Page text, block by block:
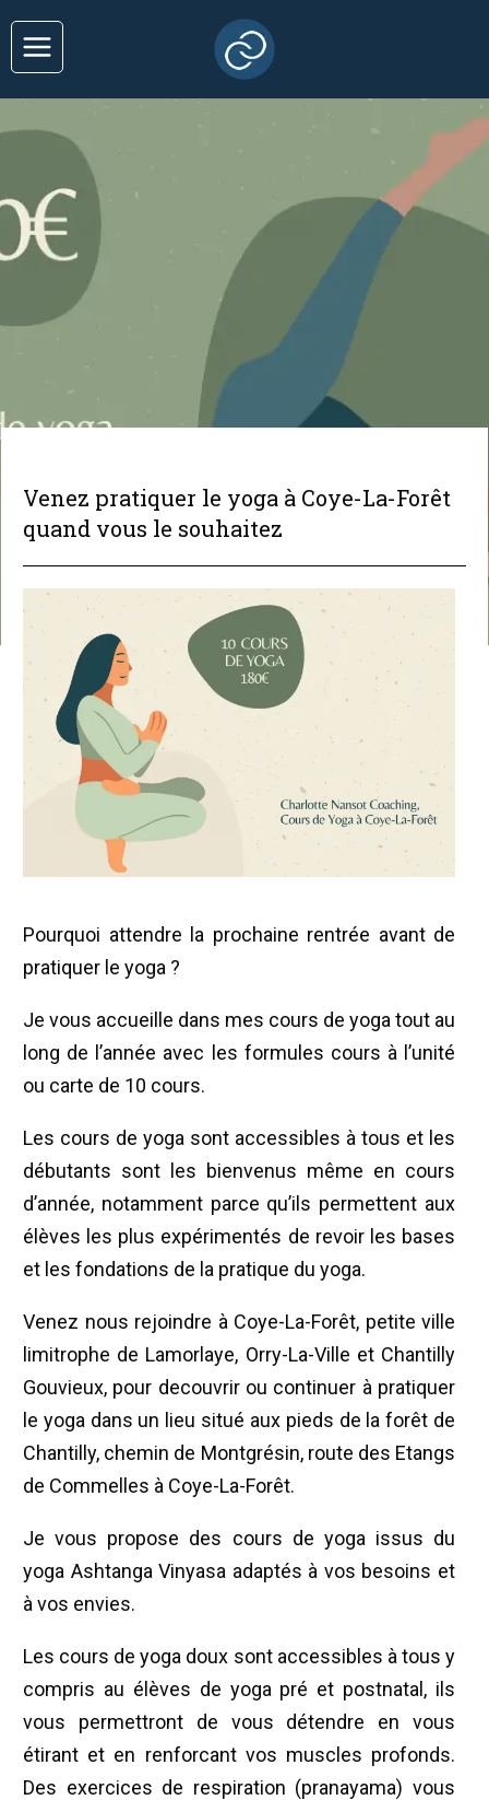
Venez pratiquer le yoga à Coye-La-Forêt
quand vous le souhaitez
Pourquoi attendre la prochaine rentrée avant de
pratiquer le yoga ?
Je vous accueille dans mes cours de yoga tout au
long de l’année avec les formules cours à l’unité
ou carte de 10 cours.
Les cours de yoga sont accessibles à tous et les
débutants sont les bienvenus même en cours
d’année, notamment parce qu’ils permettent aux
élèves les plus expérimentés de revoir les bases
et les fondations de la pratique du yoga.
Venez nous rejoindre à Coye-La-Forêt, petite ville
limitrophe de Lamorlaye, Orry-La-Ville et Chantilly
Gouvieux, pour decouvrir ou continuer à pratiquer
le yoga dans un lieu situé aux pieds de la forêt de
Chantilly, chemin de Montgrésin, route des Etangs
de Commelles à Coye-La-Forêt.
Je vous propose des cours de yoga issus du
yoga Ashtanga Vinyasa adaptés à vos besoins et
à vos envies.
Les cours de yoga doux sont accessibles à tous y
compris au élèves de yoga pré et postnatal, ils
vous permettront de vous détendre en vous
étirant et en renforcant vos muscles profonds.
Des exercices de respiration (pranayama) vous